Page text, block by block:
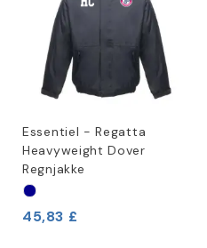
Essentiel - Regatta
Heavyweight Dover
Regnjakke
45,83 £